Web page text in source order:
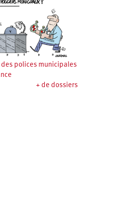
des polices municipales
+ de dossiers